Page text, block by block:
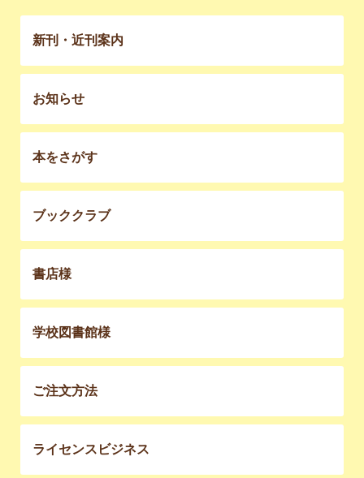
新刊・近刊案内
お知らせ
本をさがす
ブッククラブ
書店様
学校図書館様
ご注文方法
ライセンスビジネス